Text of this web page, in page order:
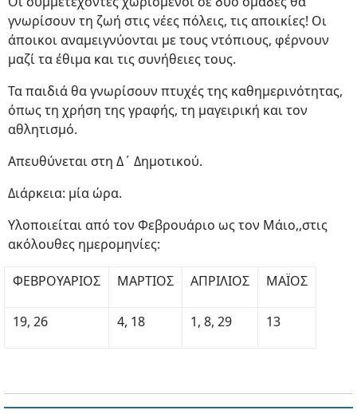
γνωρίσουν τη ζωή στις νέες πόλεις, τις αποικίες! Οι
άποικοι αναμειγνύονται με τους ντόπιους, φέρνουν
μαζί τα έθιμα και τις συνήθειες τους.
Τα παιδιά θα γνωρίσουν πτυχές της καθημερινότητας,
όπως τη χρήση της γραφής, τη μαγειρική και τον
αθλητισμό.
Απευθύνεται στη Δ΄ Δημοτικού.
Διάρκεια: μία ώρα.
Υλοποιείται από τον Φεβρουάριο ως τον Μάιο,,στις
ακόλουθες ημερομηνίες:
ΦΕΒΡΟΥΑΡΙΟΣ ΜΑΡΤΙΟΣ ΑΠΡΙΛΙΟΣ ΜΑΪΟΣ
19, 26 4, 18 1, 8, 29 13